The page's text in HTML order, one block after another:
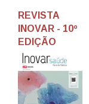
REVISTA
INOVAR - 10º
EDIÇÃO